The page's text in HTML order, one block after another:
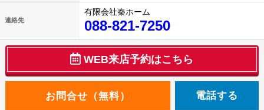
連絡先
有限会社秦ホーム
088-821-7250
WEB来店予約はこちら
電話する